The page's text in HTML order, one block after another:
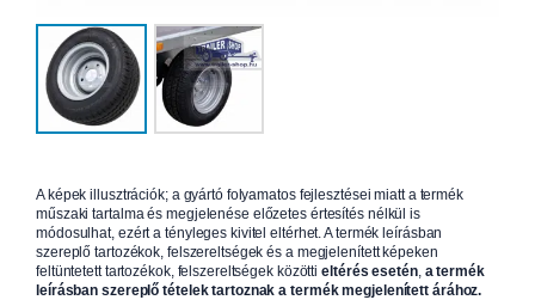
A képek illusztrációk; a gyártó folyamatos fejlesztései miatt a termék
műszaki tartalma és megjelenése előzetes értesítés nélkül is
módosulhat, ezért a tényleges kivitel eltérhet. A termék leírásban
szereplő tartozékok, felszereltségek és a megjelenített képeken
feltüntetett tartozékok, felszereltségek közöttieltérés esetén, a termék
leírásban szereplő tételek tartoznak a termék megjelenített árához.